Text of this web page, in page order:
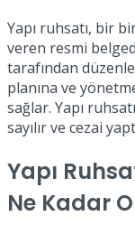
Yapı ruhsatı, bir
veren resmi
tarafından
planına ve
sağlar. Yapı
sayılır ve cezai
Yapı
Ne Kadar